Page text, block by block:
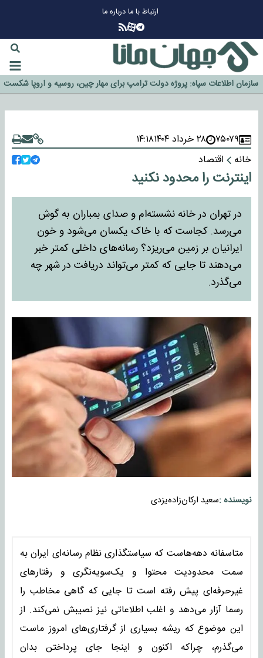
ارتباط با مادرباره ما
گزینه جدایی اوسمار روی میز مدیران پرسپولیس
آیا رئیس جمهور آمریکا قانون را دور می‌زند؟
اخراج رسمی چهره نامدار از پرسپولیس
سازمان اطلاعات سپاه: پروژه دولت ترامپ برای مهار چین، روسیه و اروپا شکست
خورد
۷۵۰۷۹ ۲۸ خرداد ۱۴۰۴
۱۴:۱۸
خانه
اقتصاد
اینترنت را محدود نکنید
در تهران در خانه نشسته‌ام و صدای بمباران به گوش
می‌رسد.‌ کجاست که با خاک یکسان می‌شود و خون
ایرانیان بر زمین می‌ریزد؟ رسانه‌های داخلی کمتر خبر
می‌دهند تا جایی که کمتر می‌تواند دریافت در شهر چه
می‌گذرد.
نویسنده :سعيد اركان‌زاده‌يزدی
متاسفانه دهه‌هاست که سیاستگذاری نظام رسانه‌ای ایران به
‌سمت محدودیت محتوا و یک‌سویه‌نگری و رفتارهای
غیرحرفه‌ای پیش رفته است تا جایی که گاهی مخاطب را
رسما آزار می‌دهد و اغلب اطلاعاتی نیز نصیبش نمی‌کند. از
این موضوع که ریشه بسیاری از گرفتاری‌های امروز ماست
می‌گذرم، چراکه اکنون و اینجا جای پرداختن بدان